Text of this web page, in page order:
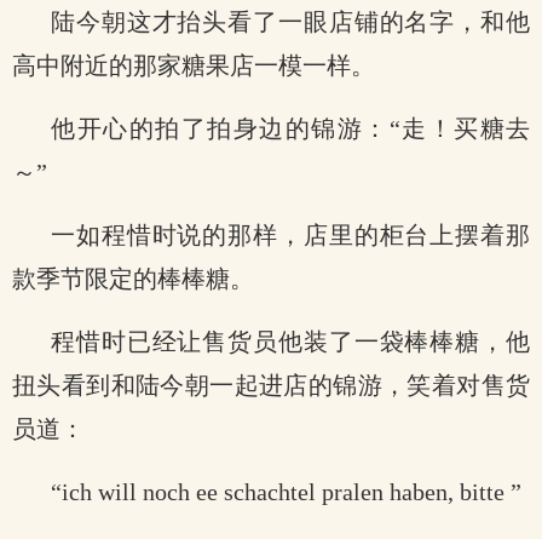
陆今朝这才抬头看了一眼店铺的名字，和他
高中附近的那家糖果店一模一样。
他开心的拍了拍身边的锦游：“走！买糖去
～”
一如程惜时说的那样，店里的柜台上摆着那
款季节限定的棒棒糖。
程惜时已经让售货员他装了一袋棒棒糖，他
扭头看到和陆今朝一起进店的锦游，笑着对售货
员道：
“ich will noch ee schachtel pralen haben, bitte ”